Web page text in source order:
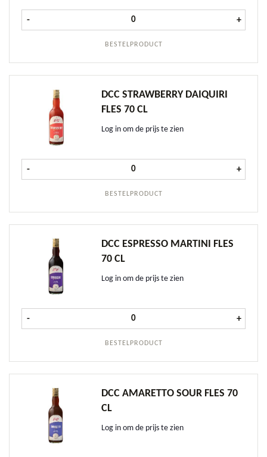
BESTELPRODUCT
- DCC Pornstar Martini fles 70 cl
+
DCC STRAWBERRY DAIQUIRI
FLES 70 CL
Log in om de prijs te zien
BESTELPRODUCT
- DCC Strawberry Daiquiri fles 70 cl
+
DCC ESPRESSO MARTINI FLES
70 CL
Log in om de prijs te zien
BESTELPRODUCT
- DCC Espresso Martini fles 70 cl
+
DCC AMARETTO SOUR FLES 70
CL
Log in om de prijs te zien